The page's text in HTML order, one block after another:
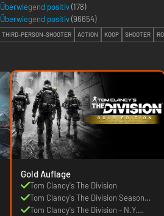
Überwiegend positiv(178)
Überwiegend positiv(96654)
THIRD-PERSON-SHOOTER ACTION KOOP SHOOTER
Gold Auflage
Tom Clancy's The Division
Tom Clancy's The Division Season
Pass Exclusive Outfit
Tom Clancy's The Division - N.Y.